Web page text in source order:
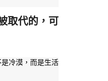
取代的，可